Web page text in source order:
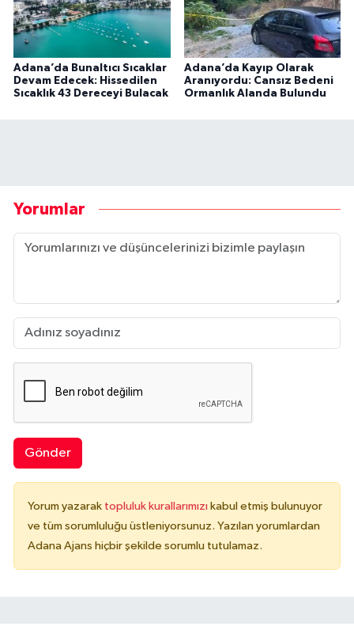
Adana’da Bunaltıcı Sıcaklar
Devam Edecek: Hissedilen
Sıcaklık 43 Dereceyi Bulacak
Adana’da Kayıp Olarak
Aranıyordu: Cansız Bedeni
Ormanlık Alanda Bulundu
Yorumlar
Gönder
Yorum yazarak topluluk kurallarımızı kabul etmiş bulunuyor
ve tüm sorumluluğu üstleniyorsunuz. Yazılan yorumlardan
Adana Ajans hiçbir şekilde sorumlu tutulamaz.